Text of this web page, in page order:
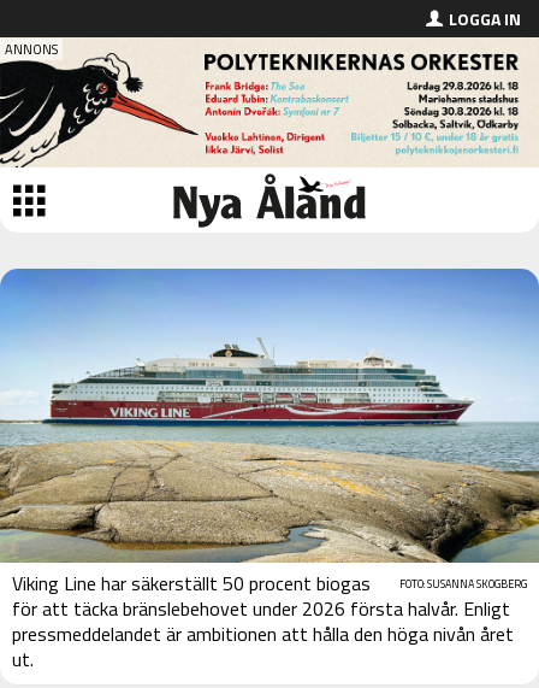
LOGGA IN
FOTO: SUSANNA SKOGBERG
Viking Line har säkerställt 50 procent biogas
för att täcka bränslebehovet under 2026 första halvår. Enligt
pressmeddelandet är ambitionen att hålla den höga nivån året
ut.